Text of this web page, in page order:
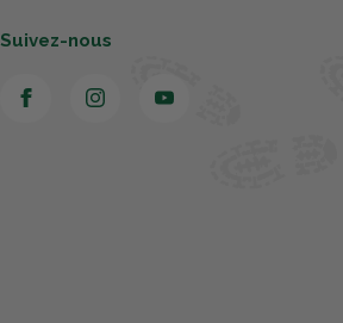
Suivez-nous